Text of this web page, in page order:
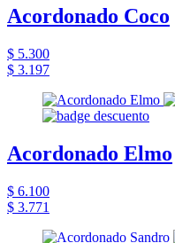
Acordonado Coco
$ 5.300
$ 3.197
Acordonado Elmo
$ 6.100
$ 3.771